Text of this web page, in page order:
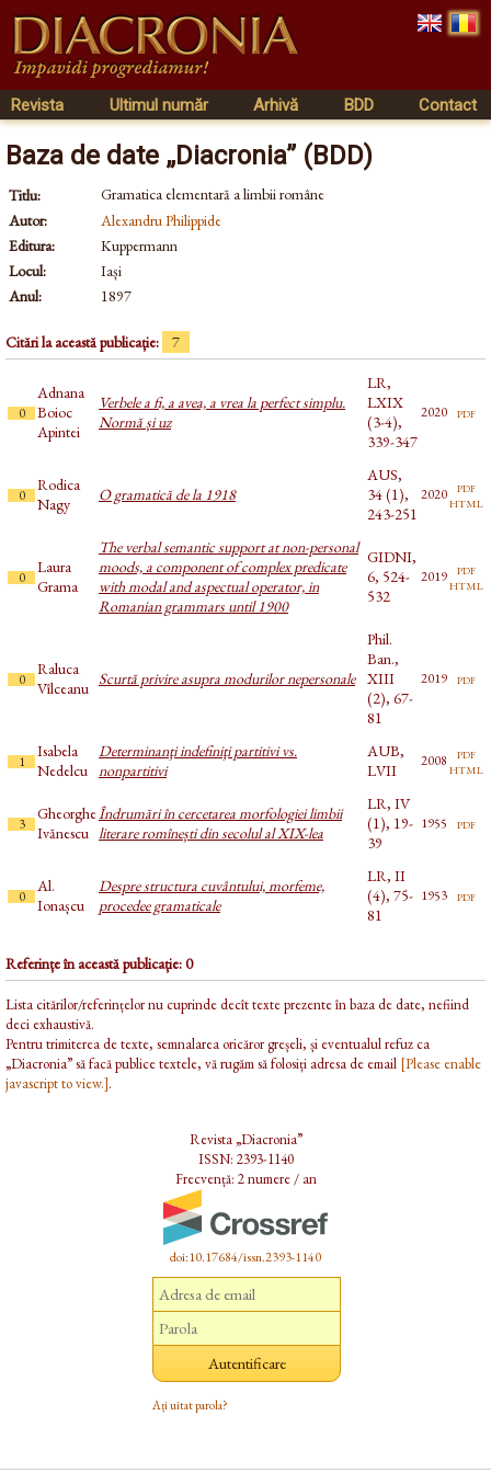
Revista Ultimul număr Arhivă BDD Contact
Baza de date „Diacronia” (BDD)
Titlu:
Gramatica elementară a limbii române
Autor:
Alexandru Philippide
Editura:
Kuppermann
Locul:
Iași
Anul:
1897
Citări la această publicație: 7
0
Adnana
Boioc
Apintei
Verbele a fi, a avea, a vrea la perfect simplu.
Normă și uz
LR,
LXIX
(3-4),
339-347
2020 pdf
0
Rodica
Nagy
O gramatică de la 1918
AUS,
34 (1),
243-251
2020 pdf
html
0
Laura
Grama
The verbal semantic support at non-personal
moods, a component of complex predicate
with modal and aspectual operator, in
Romanian grammars until 1900
GIDNI,
6, 524-
532
2019 pdf
html
0
Raluca
Vîlceanu Scurtă privire asupra modurilor nepersonale
Phil.
Ban.,
XIII
(2), 67-
81
2019 pdf
1
Isabela
Nedelcu
Determinanţi indefiniţi partitivi vs.
nonpartitivi
AUB,
LVII
2008 pdf
html
3
Gheorghe
Ivănescu
Îndrumări în cercetarea morfologiei limbii
literare romînești din secolul al XIX-lea
LR, IV
(1), 19-
39
1955 pdf
0
Al.
Ionașcu
Despre structura cuvântului, morfeme,
procedee gramaticale
LR, II
(4), 75-
81
1953 pdf
Referințe în această publicație: 0
Lista citărilor/referințelor nu cuprinde decît texte prezente în baza de date, nefiind
deci exhaustivă.
Pentru trimiterea de texte, semnalarea oricăror greșeli, și eventualul refuz ca
„Diacronia” să facă publice textele, vă rugăm să folosiți adresa de email [Please enable
javascript to view.].
Revista „Diacronia”
ISSN: 2393-1140
Frecvență: 2 numere / an
doi:10.17684/issn.2393-1140
Ați uitat parola?